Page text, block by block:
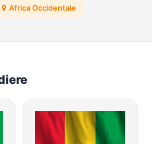
Africa Occidentale